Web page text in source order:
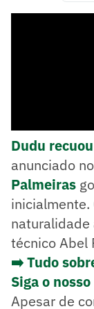
Dudu
anunciado
Palmeiras
inicialmente.
naturalidade
técnico Abel
➡️ Tudo
Siga o
Apesar de